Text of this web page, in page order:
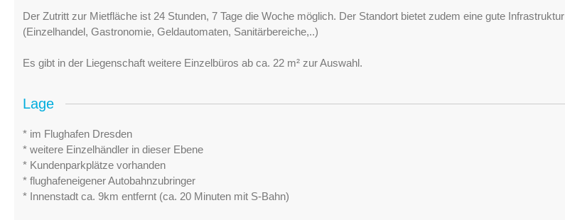
Der Zutritt zur Mietfläche ist 24 Stunden, 7 Tage die Woche möglich. Der Standort bietet zudem eine gute Infrastruktur
(Einzelhandel, Gastronomie, Geldautomaten, Sanitärbereiche,..)
Es gibt in der Liegenschaft weitere Einzelbüros ab ca. 22 m² zur Auswahl.
Lage
* im Flughafen Dresden
* weitere Einzelhändler in dieser Ebene
* Kundenparkplätze vorhanden
* flughafeneigener Autobahnzubringer
* Innenstadt ca. 9km entfernt (ca. 20 Minuten mit S-Bahn)